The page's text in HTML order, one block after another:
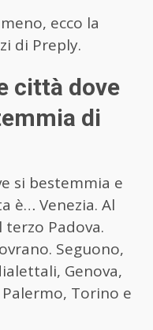
ecco la
di Preply.
città dove
di
si bestemmia e
è… Venezia. Al
Padova.
Seguono,
Genova,
Torino e